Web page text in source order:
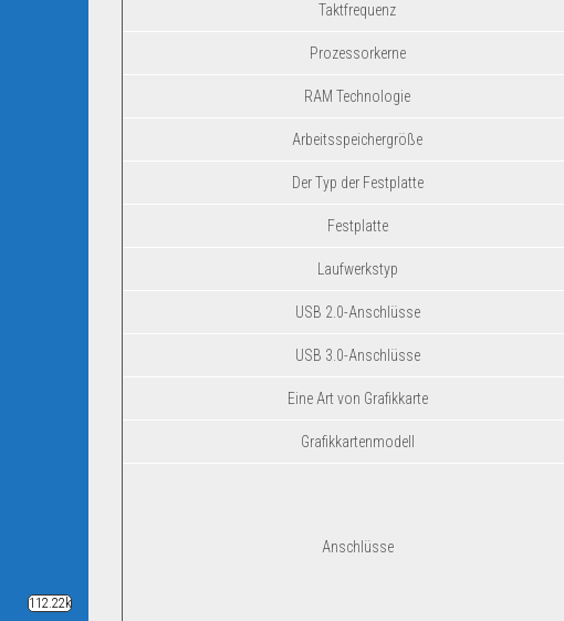
Taktfrequenz
Prozessorkerne
RAM Technologie
Arbeitsspeichergröße
Der Typ der Festplatte
Festplatte
Laufwerkstyp
USB 2.0-Anschlüsse
USB 3.0-Anschlüsse
Eine Art von Grafikkarte
Grafikkartenmodell
Anschlüsse
112.22k